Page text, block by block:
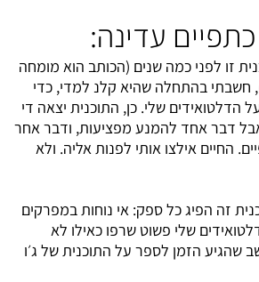
עדינה:
זו לפני כמה שנים (הכותב הוא מומחה
חשבתי בהתחלה שהיא קלנ למדי, כדי
הדלטואידים שלי. כן, התוכנית יצאה די
דבר אחד להמנע מפציעות, ודבר אחר
החיים אילצו אותי לפנות אליה. ולא
זה הפיג כל ספק: אי נוחות במפרקים
שלי פשוט שרפו כאילו לא
שהגיע הזמן לספר על התוכנית של ג׳ו